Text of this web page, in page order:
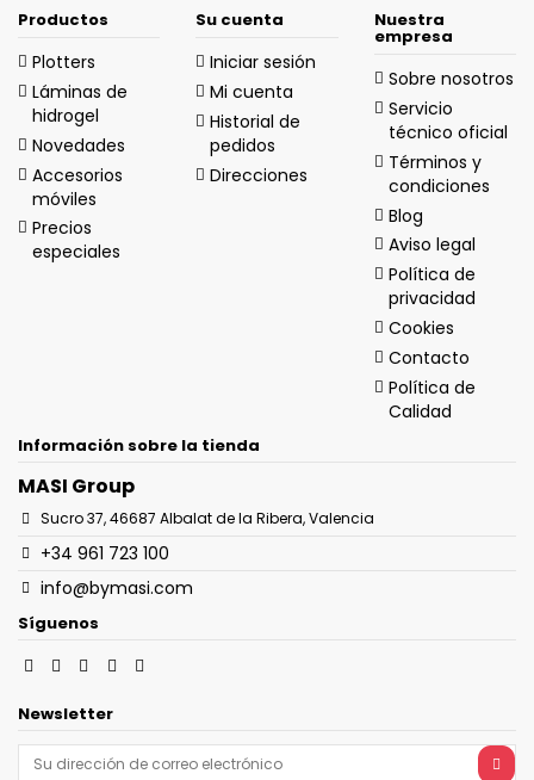
Productos
Plotters
Láminas de
hidrogel
Novedades
Accesorios
móviles
Precios
especiales
Su cuenta
Iniciar sesión
Mi cuenta
Historial de
pedidos
Direcciones
Nuestra
empresa
Sobre nosotros
Servicio
técnico oficial
Términos y
condiciones
Blog
Aviso legal
Política de
privacidad
Cookies
Contacto
Política de
Calidad
Información sobre la tienda
MASI Group
Sucro 37, 46687 Albalat de la Ribera, Valencia
+34 961 723 100
info@bymasi.com
Síguenos
Newsletter